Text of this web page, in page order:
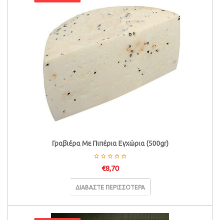
Γραβιέρα Με Πιπέρια Εγχώρια (500gr)
€8,70
ΔΙΑΒΆΣΤΕ ΠΕΡΙΣΣΌΤΕΡΑ